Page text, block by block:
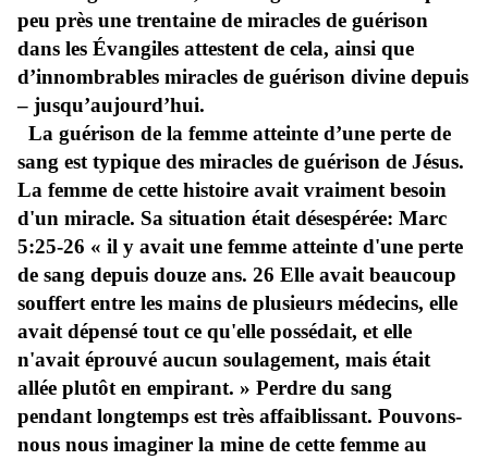
peu près une trentaine de miracles de guérison
dans les Évangiles attestent de cela, ainsi que
d’innombrables miracles de guérison divine depuis
– jusqu’aujourd’hui.
La guérison de la femme atteinte d’une perte de
sang est typique des miracles de guérison de Jésus.
La femme de cette histoire avait vraiment besoin
d'un miracle. Sa situation était désespérée: Marc
5:25-26 « il y avait une femme atteinte d'une perte
de sang depuis douze ans. 26 Elle avait beaucoup
souffert entre les mains de plusieurs médecins, elle
avait dépensé tout ce qu'elle possédait, et elle
n'avait éprouvé aucun soulagement, mais était
allée plutôt en empirant. » Perdre du sang
pendant longtemps est très affaiblissant. Pouvons-
nous nous imaginer la mine de cette femme au